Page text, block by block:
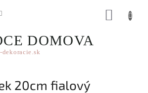
20cm fialový